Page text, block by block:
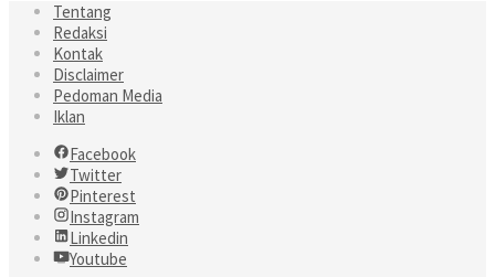
Tentang
Redaksi
Kontak
Disclaimer
Pedoman Media
Iklan
Facebook
Twitter
Pinterest
Instagram
Linkedin
Youtube